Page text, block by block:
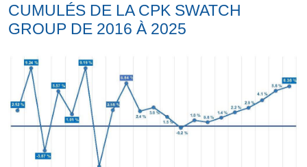
CUMULÉS DE LA CPK SWATCH
GROUP DE 2016 À 2025